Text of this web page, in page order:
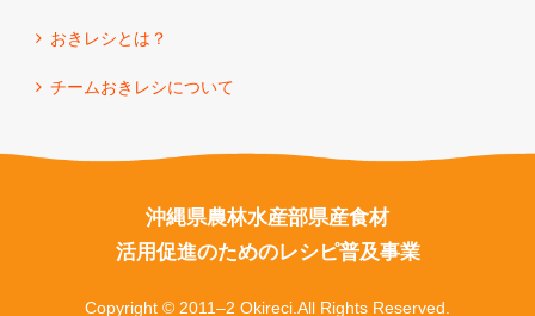
おきレシとは？
チームおきレシについて
沖縄県農林水産部県産食材
活用促進のためのレシピ普及事業
Copyright © 2011–2 Okireci.All Rights Reserved.